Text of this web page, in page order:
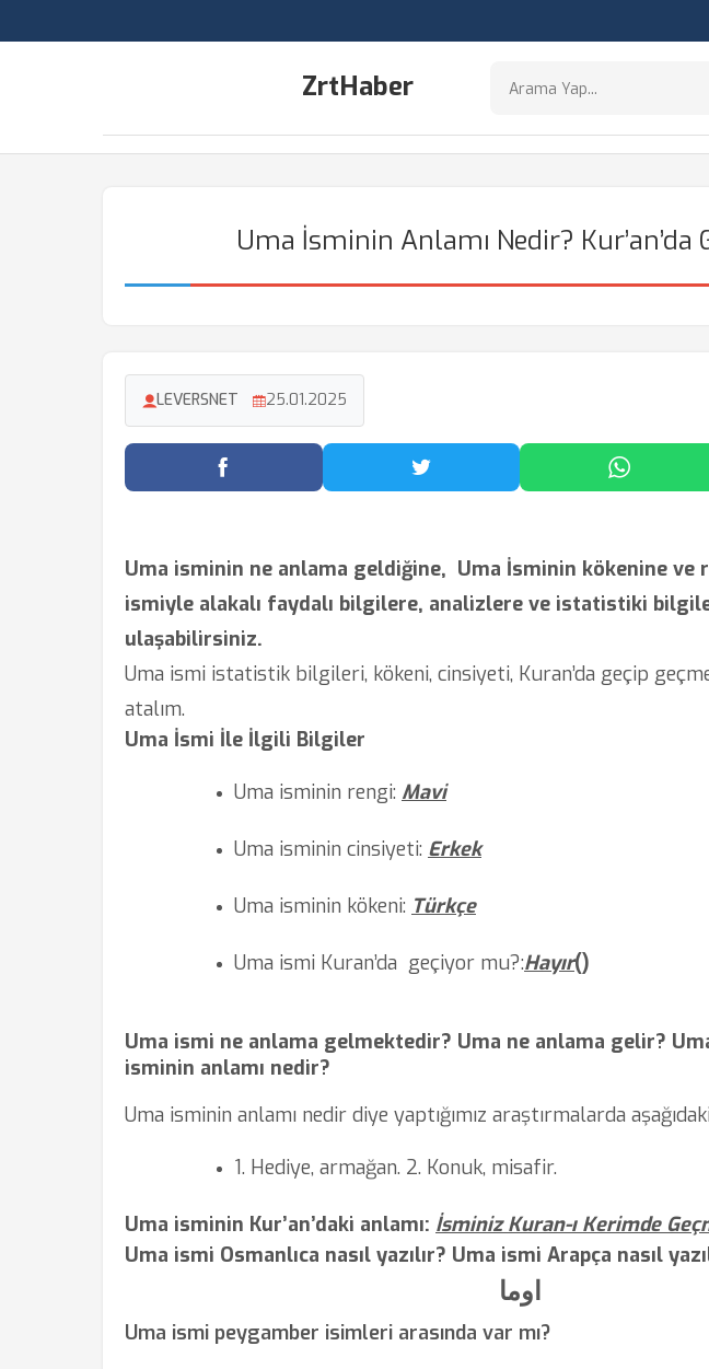
ZrtHaber
Uma İsminin Anlamı Nedir? Kur’an’da
LEVERSNET 25.01.2025
Facebook'ta Paylaş Twitter'da Paylaş
Uma isminin ne anlama geldiğine, Uma İsminin kökenine ve
ismiyle alakalı faydalı bilgilere, analizlere ve istatistiki
ulaşabilirsiniz.
Uma ismi istatistik bilgileri, kökeni, cinsiyeti, Kuran’da geçip
atalım.
Uma İsmi İle İlgili Bilgiler
Uma isminin rengi: Mavi
Uma isminin cinsiyeti: Erkek
Uma isminin kökeni: Türkçe
Uma ismi Kuran’da geçiyor mu?:Hayır()
Uma ismi ne anlama gelmektedir? Uma ne anlama gelir?
isminin anlamı nedir?
Uma isminin anlamı nedir diye yaptığımız araştırmalarda
1. Hediye, armağan. 2. Konuk, misafir.
Uma isminin Kur’an’daki anlamı: İsminiz Kuran-ı Kerimde
Uma ismi Osmanlıca nasıl yazılır? Uma ismi Arapça nasıl
اوما
Uma ismi peygamber isimleri arasında var mı?